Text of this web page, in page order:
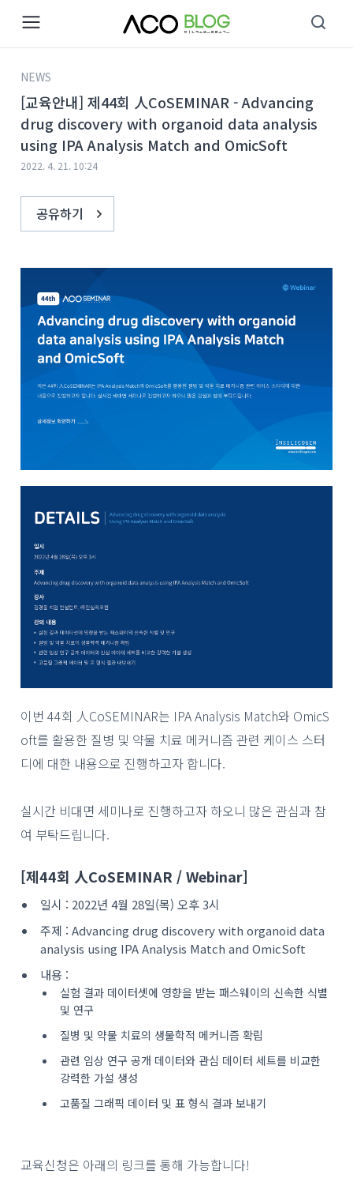
NEWS
[교육안내] 제44회 人CoSEMINAR - Advancing
drug discovery with organoid data analysis
using IPA Analysis Match and OmicSoft
2022. 4. 21. 10:24
공유하기
이번 44회 人CoSEMINAR는 IPA Analysis Match와 OmicS
oft를 활용한 질병 및 약물 치료 메커니즘 관련 케이스 스터
디에 대한 내용으로 진행하고자 합니다.
실시간 비대면 세미나로 진행하고자 하오니 많은 관심과 참
여 부탁드립니다.
[제44회 人CoSEMINAR / Webinar]
일시 : 2022년 4월 28일(목) 오후3시
주제 : Advancing drug discovery with organoid data
analysis using IPA Analysis Match and OmicSoft
내용 :
실험 결과 데이터셋에 영향을 받는 패스웨이의 신속한 식별
및 연구
질병 및 약물 치료의 생물학적 메커니즘 확립
관련 임상 연구 공개 데이터와 관심 데이터 세트를 비교한
강력한 가설 생성
고품질 그래픽 데이터 및 표 형식 결과 보내기
교육신청은 아래의 링크를 통해 가능합니다!